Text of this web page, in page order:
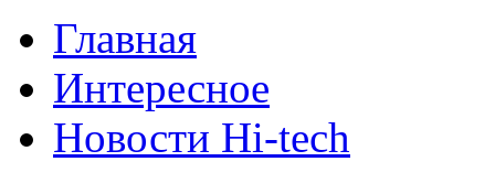
Главная
Интересное
Новости Hi-tech